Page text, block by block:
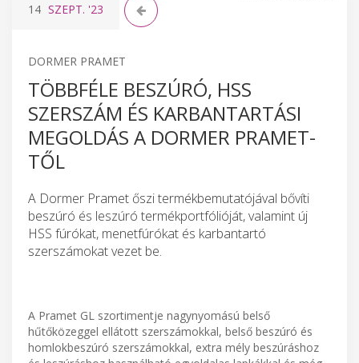
14 SZEPT. '23
DORMER PRAMET
TÖBBFÉLE BESZÚRÓ, HSS
SZERSZÁM ÉS KARBANTARTÁSI
MEGOLDÁS A DORMER PRAMET-
TŐL
A Dormer Pramet őszi termékbemutatójával bővíti
beszúró és leszúró termékportfólióját, valamint új
HSS fúrókat, menetfúrókat és karbantartó
szerszámokat vezet be.
A Pramet GL szortimentje nagynyomású belső
hűtőközeggel ellátott szerszámokkal, belső beszúró és
homlokbeszúró szerszámokkal, extra mély beszúráshoz